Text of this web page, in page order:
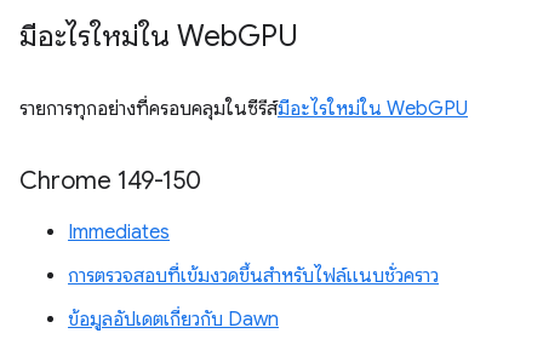
มีอะไรใหม่ใน WebGPU
รายการทุกอย่างที่ครอบคลุมในซีรีส์มีอะไรใหม่ใน WebGPU
Chrome 149-150
Immediates
การตรวจสอบที่เข้มงวดขึ้นสำหรับไฟล์แนบชั่วคราว
ข้อมูลอัปเดตเกี่ยวกับ Dawn